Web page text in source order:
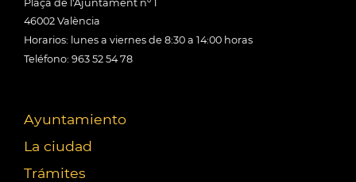
Plaça de l'Ajuntament nº 1
46002 València
Horarios: lunes a viernes de 8:30 a 14:00 horas
Teléfono: 963 52 54 78
Ayuntamiento
La ciudad
Trámites